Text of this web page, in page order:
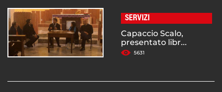
SERVIZI
Capaccio Scalo,
presentato libr...
5631